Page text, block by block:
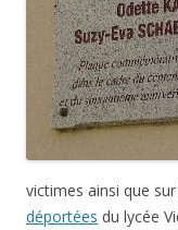
victimes ainsi que sur
déportées du lycée